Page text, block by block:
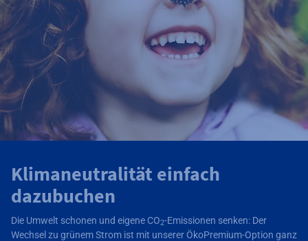
Klimaneutralität einfach
dazubuchen
Die Umwelt schonen und eigene CO2-Emissionen senken: Der
Wechsel zu grünem Strom ist mit unserer ÖkoPremium-Option ganz